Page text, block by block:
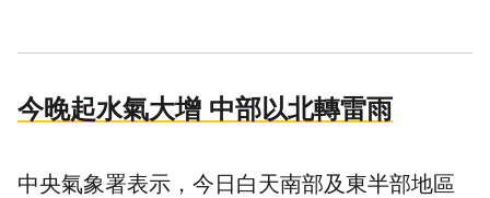
今晚起水氣大增 中部以北轉雷雨
中央氣象署表示，今日白天南部及東半部地區